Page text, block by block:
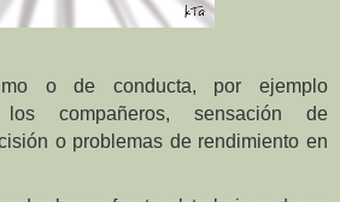
o de conducta, por ejemplo
compañeros, sensación de
o problemas de rendimiento en